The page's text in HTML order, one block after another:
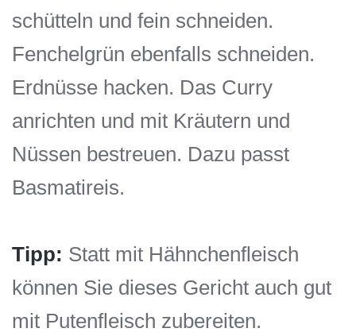
schütteln und fein schneiden.
Fenchelgrün ebenfalls schneiden.
Erdnüsse hacken. Das Curry
anrichten und mit Kräutern und
Nüssen bestreuen. Dazu passt
Basmatireis.
Tipp: Statt mit Hähnchenfleisch
können Sie dieses Gericht auch gut
mit Putenfleisch zubereiten.